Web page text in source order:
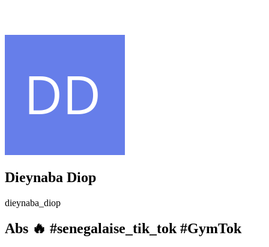
Dieynaba Diop
dieynaba_diop
Abs 🔥 #senegalaise_tik_tok #GymTok